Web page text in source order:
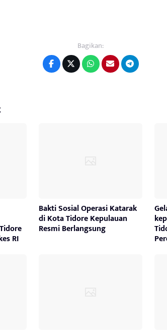
Bagikan:
RI
Bakti Sosial Operasi Katarak
di Kota Tidore Kepulauan
Resmi Berlangsung